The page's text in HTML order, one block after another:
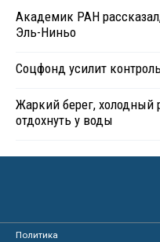
Академик РАН
Эль-Ниньо
Соцфонд усилит
Жаркий берег, холодный
отдохнуть у воды
Политика